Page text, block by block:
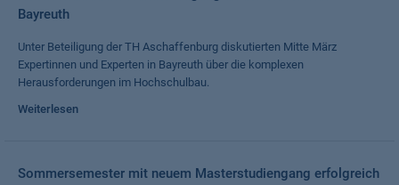
Bayreuth
Unter Beteiligung der TH Aschaffenburg diskutierten Mitte März
Expertinnen und Experten in Bayreuth über die komplexen
Herausforderungen im Hochschulbau.
Weiterlesen
Sommersemester mit neuem Masterstudiengang erfolgreich